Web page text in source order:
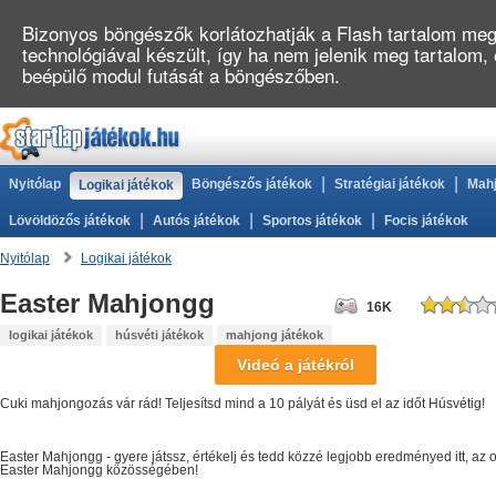
Nyitólap Logikai játékok Böngészős játékok Stratégiai játékok
Lövöldözős játékok Autós játékok Sportos játékok Focis játékok
Nyitólap Logikai játékok
Easter Mahjongg
logikai játékok húsvéti játékok mahjong játékok
16K
Videó a játékról
Cuki mahjongozás vár rád! Teljesítsd mind a 10 pályát és üsd el az időt Húsvétig!
Easter Mahjongg - gyere játssz, értékelj és tedd közzé legjobb eredményed itt, az
Easter Mahjongg közösségében!
Bizonyos böngészők korlátozhatják a Flash tartalom
technológiával készült, így ha nem jelenik meg
beépülő modul futását a böngészőben.